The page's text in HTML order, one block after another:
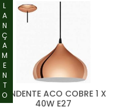
LANÇAMENTO
PENDENTE ACO COBRE 1 X
40W E27